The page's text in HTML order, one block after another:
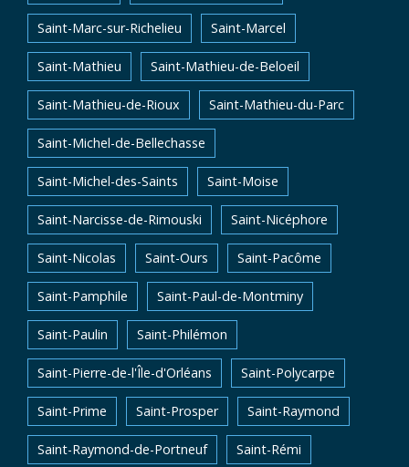
Saint-Marc-sur-Richelieu Saint-Marcel
Saint-Mathieu Saint-Mathieu-de-Beloeil
Saint-Mathieu-de-Rioux Saint-Mathieu-du-Parc
Saint-Michel-de-Bellechasse
Saint-Michel-des-Saints Saint-Moise
Saint-Narcisse-de-Rimouski Saint-Nicéphore
Saint-Nicolas Saint-Ours Saint-Pacôme
Saint-Pamphile Saint-Paul-de-Montminy
Saint-Paulin Saint-Philémon
Saint-Pierre-de-l'Île-d'Orléans Saint-Polycarpe
Saint-Prime Saint-Prosper Saint-Raymond
Saint-Raymond-de-Portneuf Saint-Rémi